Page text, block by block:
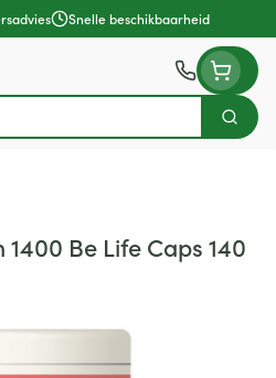
Snelle beschikbaarheid
Zoek
Be Life Caps 140